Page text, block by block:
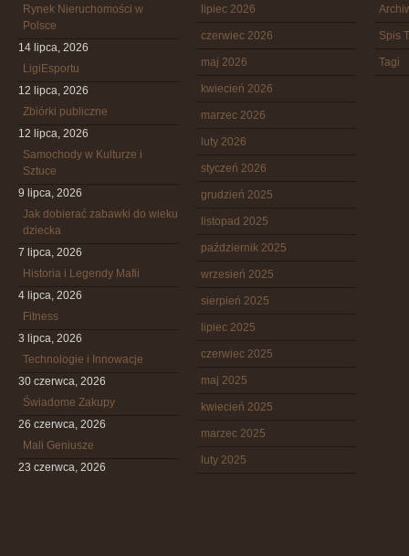
Rynek Nieruchomości w
Polsce
14 lipca, 2026
LigiEsportu
12 lipca, 2026
Zbiórki publiczne
12 lipca, 2026
Samochody w Kulturze i
Sztuce
9 lipca, 2026
Jak dobierać zabawki do wieku
dziecka
7 lipca, 2026
Historia i Legendy Mafii
4 lipca, 2026
Fitness
3 lipca, 2026
Technologie i Innowacje
30 czerwca, 2026
Świadome Zakupy
26 czerwca, 2026
Mali Geniusze
23 czerwca, 2026
lipiec 2026
czerwiec 2026
maj 2026
kwiecień 2026
marzec 2026
luty 2026
styczeń 2026
grudzień 2025
listopad 2025
październik 2025
wrzesień 2025
sierpień 2025
lipiec 2025
czerwiec 2025
maj 2025
kwiecień 2025
marzec 2025
luty 2025
Spis
Tagi